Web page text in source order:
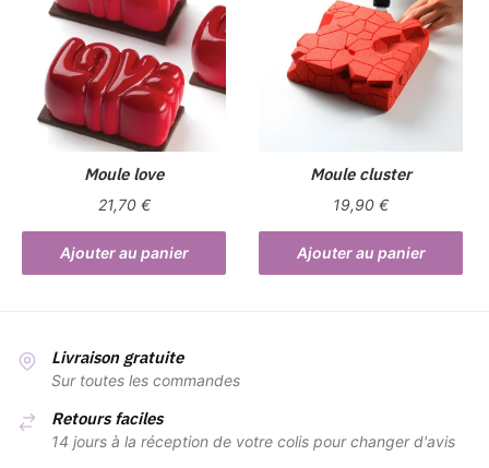
Moule love
21,70 €
Ajouter au panier
Moule cluster
19,90€
Ajouter au panier
Livraison gratuite
Sur toutes les commandes
Retours faciles
14 jours à la réception de votre colis pour changer d'avis